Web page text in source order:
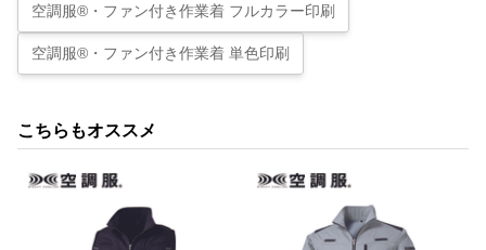
空調服®・ファン付き作業着 フルカラー印刷
空調服®・ファン付き作業着 単色印刷
こちらもオススメ